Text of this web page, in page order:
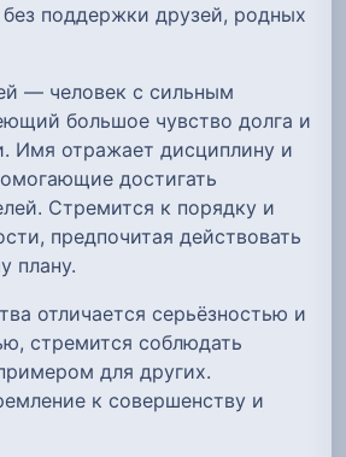
поддержки друзей, родных
— человек с сильным
большое чувство долга и
Имя отражает дисциплину и
достигать
Стремится к порядку и
предпочитая действовать
плану.
отличается серьёзностью и
стремится соблюдать
для других.
к совершенству и